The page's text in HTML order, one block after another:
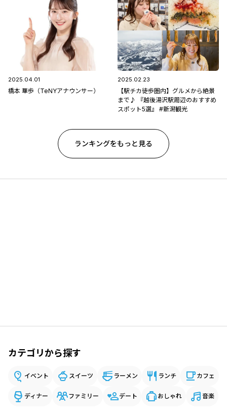
2025.04.01
橋本 華歩（TeNYアナウンサー）
2025.02.23
【駅チカ徒歩圏内】グルメから絶景
まで♪ 『越後湯沢駅周辺のおすすめ
スポット5選』 #新潟観光
ランキングをもっと見る
カテゴリから探す
イベント スイーツ ラーメン ランチ カフェ
ディナー ファミリー デート おしゃれ 音楽